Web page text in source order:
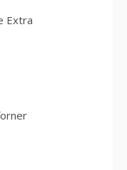
Extra